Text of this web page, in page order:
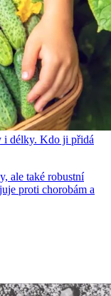
i délky. Kdo ji přidá
ale také robustní
proti chorobám a